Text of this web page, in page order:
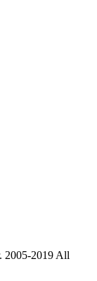
2005-2019 All